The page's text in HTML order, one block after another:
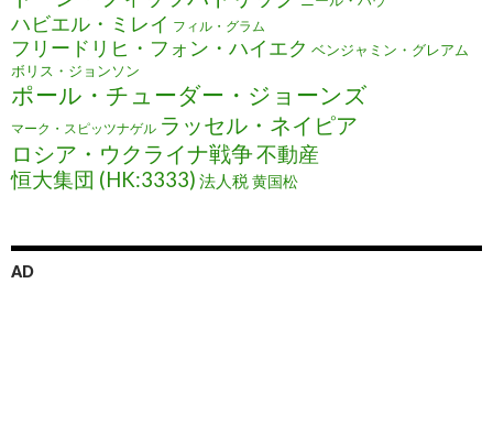
ハビエル・ミレイ フィル・グラム
フリードリヒ・フォン・ハイエク ベンジャミン・グレアム
ボリス・ジョンソン
ポール・チューダー・ジョーンズ
マーク・スピッツナゲル ラッセル・ネイピア
ロシア・ウクライナ戦争不動産
恒大集団 (HK:3333) 法人税黄国松
AD